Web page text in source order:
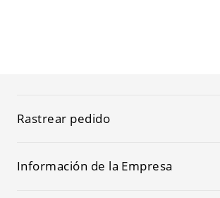
Rastrear pedido
Información de la Empresa